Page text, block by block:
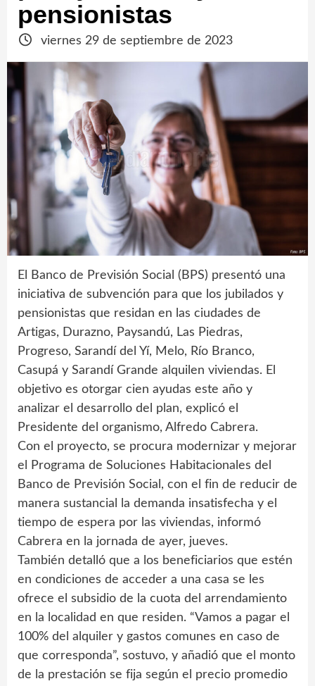
pensionistas
viernes 29 de septiembre de 2023
El Banco de Previsión Social (BPS) presentó una
iniciativa de subvención para que los jubilados y
pensionistas que residan en las ciudades de
Artigas, Durazno, Paysandú, Las Piedras,
Progreso, Sarandí del Yí, Melo, Río Branco,
Casupá y Sarandí Grande alquilen viviendas. El
objetivo es otorgar cien ayudas este año y
analizar el desarrollo del plan, explicó el
Presidente del organismo, Alfredo Cabrera.
Con el proyecto, se procura modernizar y mejorar
el Programa de Soluciones Habitacionales del
Banco de Previsión Social, con el fin de reducir de
manera sustancial la demanda insatisfecha y el
tiempo de espera por las viviendas, informó
Cabrera en la jornada de ayer, jueves.
También detalló que a los beneficiarios que estén
en condiciones de acceder a una casa se les
ofrece el subsidio de la cuota del arrendamiento
en la localidad en que residen. “Vamos a pagar el
100% del alquiler y gastos comunes en caso de
que corresponda”, sostuvo, y añadió que el monto
de la prestación se fija según el precio promedio